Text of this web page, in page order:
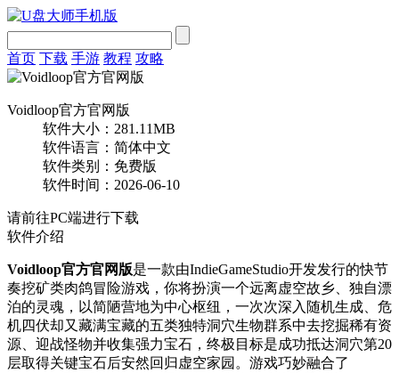
首页 下载 手游 教程 攻略
Voidloop官方官网版
软件大小：281.11MB
软件语言：简体中文
软件类别：免费版
软件时间：2026-06-10
请前往PC端进行下载
软件介绍
Voidloop官方官网版是一款由IndieGameStudio开发发行的快节
奏挖矿类肉鸽冒险游戏，你将扮演一个远离虚空故乡、独自漂
泊的灵魂，以简陋营地为中心枢纽，一次次深入随机生成、危
机四伏却又藏满宝藏的五类独特洞穴生物群系中去挖掘稀有资
源、迎战怪物并收集强力宝石，终极目标是成功抵达洞穴第20
层取得关键宝石后安然回归虚空家园。游戏巧妙融合了